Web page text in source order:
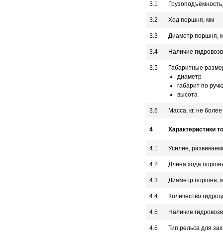
3.1
3.2 Ход поршня, мм
3.3 Диаметр поршня,
3.4 Наличие
3.5
Габаритные
диаметр
габарит по
высота
3.6 Масса, кг, не более
4 Характеристики
4.1 Усилие,
4.2 Длина хода
4.3 Диаметр поршня,
4.4 Количество
4.5 Наличие
4.6 Тип рельса для